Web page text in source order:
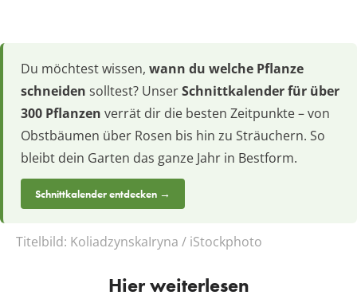
Du möchtest wissen, wann du welche Pflanze
schneiden solltest? UnserSchnittkalender für über
300 Pflanzen verrät dir die besten Zeitpunkte – von
Obstbäumen über Rosen bis hin zu Sträuchern. So
bleibt dein Garten das ganze Jahr in Bestform.
Schnittkalender entdecken →
Titelbild: KoliadzynskaIryna / iStockphoto
Hier weiterlesen